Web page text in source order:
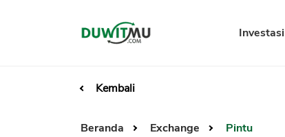
Investasi
Kembali
Beranda Exchange Pintu